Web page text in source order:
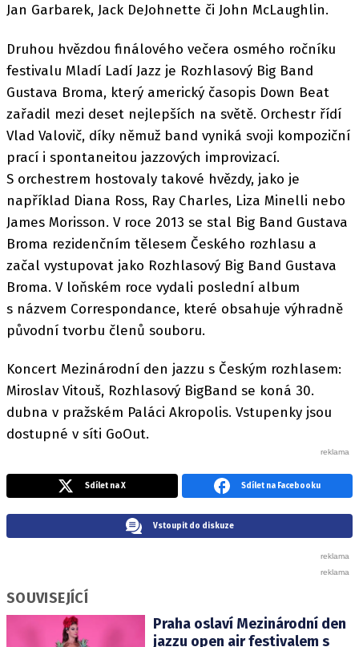
Jan Garbarek, Jack DeJohnette či John McLaughlin.
Druhou hvězdou finálového večera osmého ročníku
festivalu Mladí Ladí Jazz je Rozhlasový Big Band
Gustava Broma, který americký časopis Down Beat
zařadil mezi deset nejlepších na světě. Orchestr řídí
Vlad Valovič, díky němuž band vyniká svoji kompoziční
prací i spontaneitou jazzových improvizací.
S orchestrem hostovaly takové hvězdy, jako je
například Diana Ross, Ray Charles, Liza Minelli nebo
James Morisson. V roce 2013 se stal Big Band Gustava
Broma rezidenčním tělesem Českého rozhlasu a
začal vystupovat jako Rozhlasový Big Band Gustava
Broma. V loňském roce vydali poslední album
s názvem Correspondance, které obsahuje výhradně
původní tvorbu členů souboru.
Koncert Mezinárodní den jazzu s Českým rozhlasem:
Miroslav Vitouš, Rozhlasový BigBand se koná 30.
dubna v pražském Paláci Akropolis. Vstupenky jsou
dostupné v síti GoOut.
Sdílet na X Sdílet na Facebooku
Vstoupit do diskuze
SOUVISEJÍCÍ
Praha oslaví Mezinárodní den
jazzu open air festivalem s